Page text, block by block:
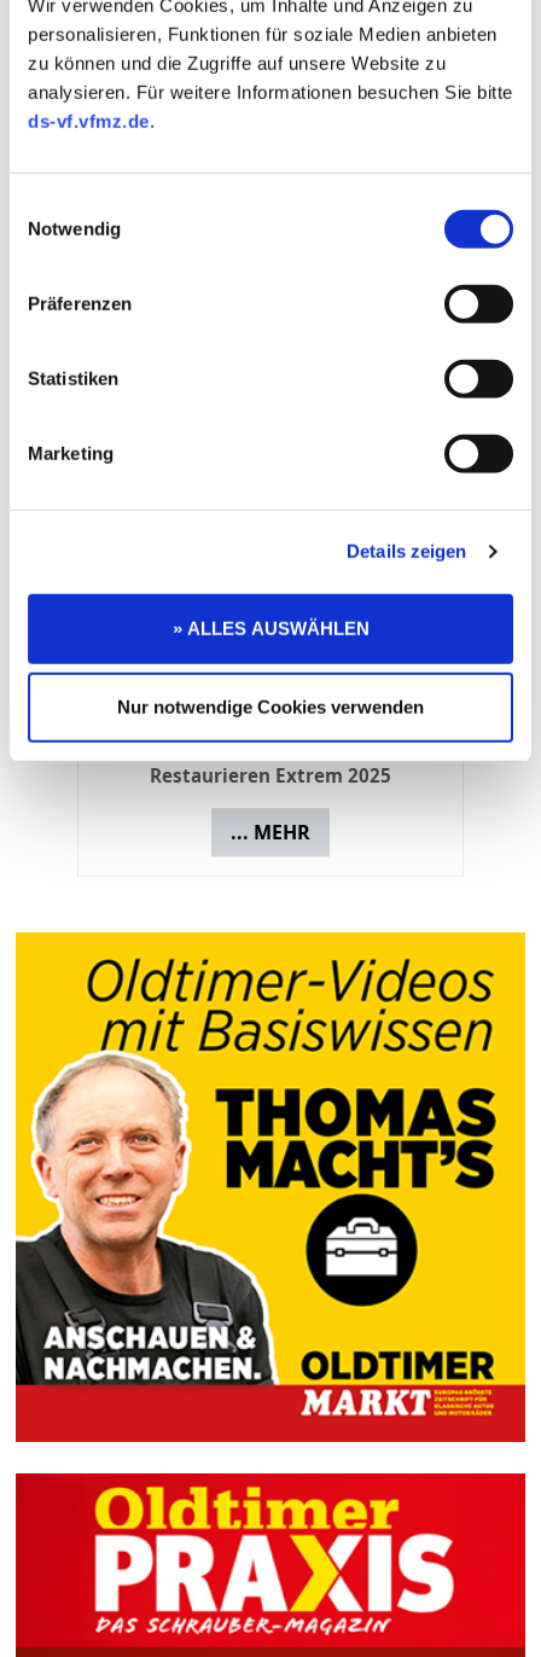
Wir verwenden Cookies, um Inhalte und Anzeigen zu
personalisieren, Funktionen für soziale Medien anbieten
zu können und die Zugriffe auf unsere Website zu
analysieren. Für weitere Informationen besuchen Sie bitte
ds-vf.vfmz.de.
Notwendig
Präferenzen
Statistiken
Marketing
Details zeigen
» ALLES AUSWÄHLEN
Nur notwendige Cookies verwenden
Restaurieren Extrem 2025
... MEHR